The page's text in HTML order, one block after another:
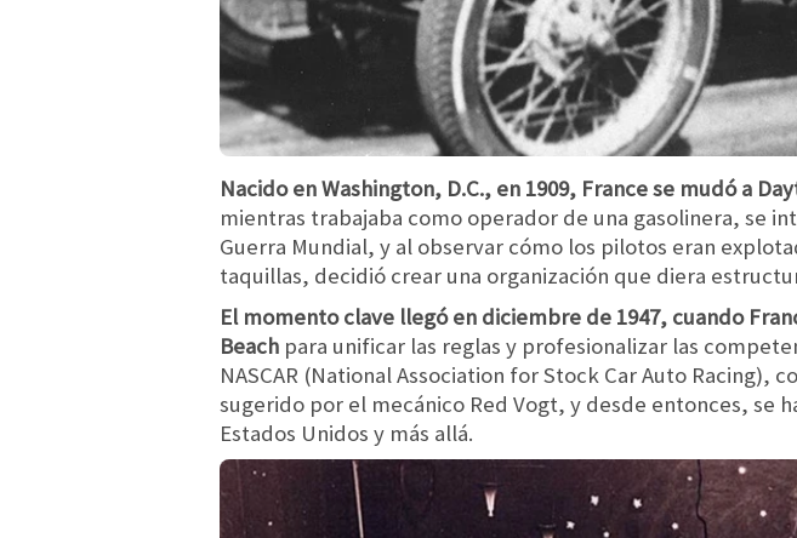
Nacido en Washington, D.C., en 1909, France se mudó a
mientras trabajaba como operador de una gasolinera, se
Guerra Mundial, y al observar cómo los pilotos eran
taquillas, decidió crear una organización que diera
El momento clave llegó en diciembre de 1947, cuando
Beach para unificar las reglas y profesionalizar las
NASCAR (National Association for Stock Car Auto Racing),
sugerido por el mecánico Red Vogt, y desde entonces, se
Estados Unidos y más allá.